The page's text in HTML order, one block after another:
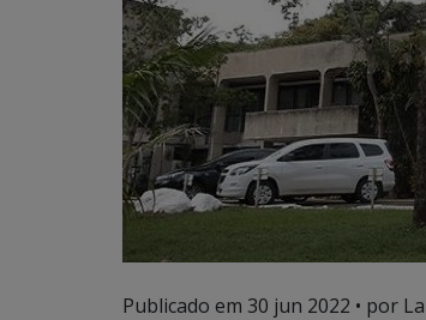
Publicado em 30 jun 2022 • por